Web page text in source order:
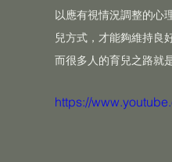
以應有視情況調整的心
兒方式，才能夠維持良
而很多人的育兒之路就
https://